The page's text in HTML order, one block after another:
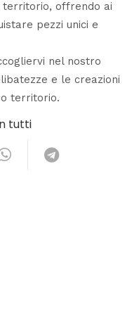
offrendo ai
pezzi unici e
nel nostro
e le creazioni
territorio.
tutti